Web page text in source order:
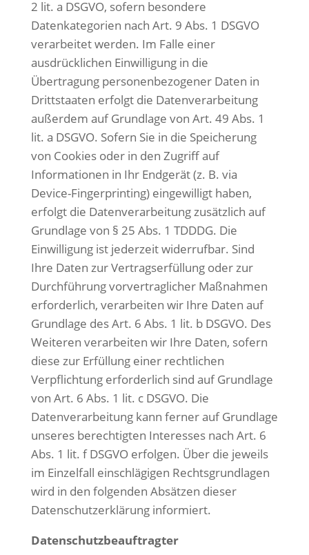
2 lit. a DSGVO, sofern besondere
Datenkategorien nach Art. 9 Abs. 1 DSGVO
verarbeitet werden. Im Falle einer
ausdrücklichen Einwilligung in die
Übertragung personenbezogener Daten in
Drittstaaten erfolgt die Datenverarbeitung
außerdem auf Grundlage von Art. 49 Abs. 1
lit. a DSGVO. Sofern Sie in die Speicherung
von Cookies oder in den Zugriff auf
Informationen in Ihr Endgerät (z. B. via
Device-Fingerprinting) eingewilligt haben,
erfolgt die Datenverarbeitung zusätzlich auf
Grundlage von § 25 Abs. 1 TDDDG. Die
Einwilligung ist jederzeit widerrufbar. Sind
Ihre Daten zur Vertragserfüllung oder zur
Durchführung vorvertraglicher Maßnahmen
erforderlich, verarbeiten wir Ihre Daten auf
Grundlage des Art. 6 Abs. 1 lit. b DSGVO. Des
Weiteren verarbeiten wir Ihre Daten, sofern
diese zur Erfüllung einer rechtlichen
Verpflichtung erforderlich sind auf Grundlage
von Art. 6 Abs. 1 lit. c DSGVO. Die
Datenverarbeitung kann ferner auf Grundlage
unseres berechtigten Interesses nach Art. 6
Abs. 1 lit. f DSGVO erfolgen. Über die jeweils
im Einzelfall einschlägigen Rechtsgrundlagen
wird in den folgenden Absätzen dieser
Datenschutzerklärung informiert.
Datenschutzbeauftragter